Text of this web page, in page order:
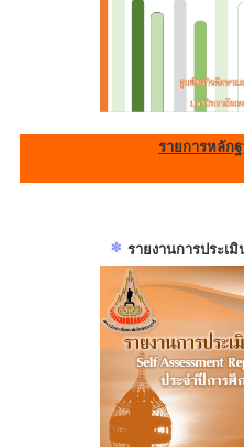
รายการหลัก
รายงานการประเมิ